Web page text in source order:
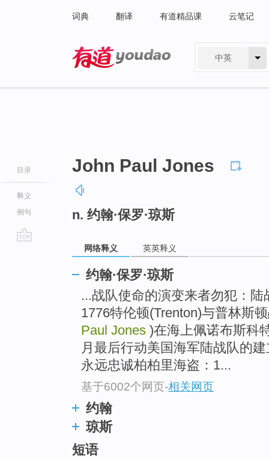
词典 翻译 有道精品课 云笔记
中英
目录
释义
例句
John Paul Jones
n. 约翰·保罗·琼斯
网络释义 英英释义
约翰·保罗·琼斯
...战队使命的演变来者勿犯：
1776特伦顿(Trenton)与普林斯
Paul Jones )在海上佩诺布斯科
月最后行动美国海军陆战队的
永远忠诚柏柏里海盗：1...
基于6002个网页-相关网页
约翰
琼斯
短语